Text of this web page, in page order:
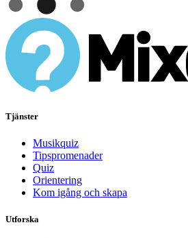
Tjänster
Musikquiz
Tipspromenader
Quiz
Orientering
Kom igång och skapa
Utforska